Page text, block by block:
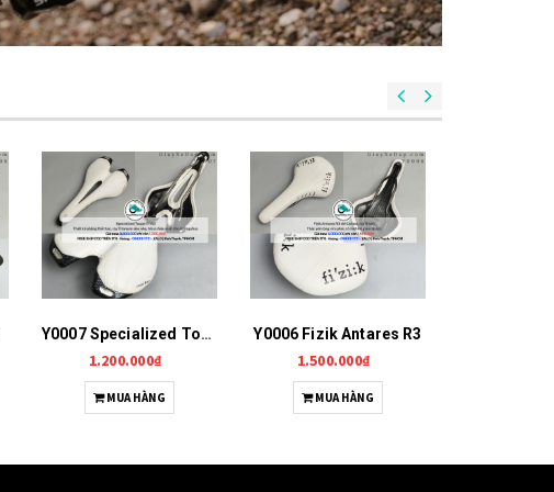
Y0007 Specialized Toupe Ti143
1.200.000₫
MUA HÀNG
Y0006 Fizik Antares R3
1.500.000₫
MUA HÀNG